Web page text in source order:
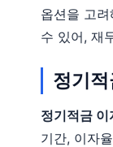
옵션을 고려
수 있어, 재
정기
정기적금 이
기간, 이자